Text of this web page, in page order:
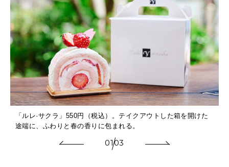
「ルレ·サクラ」550円（税込）。テイクアウトした箱を開けた
途端に、ふわりと春の香りに包まれる。
0103